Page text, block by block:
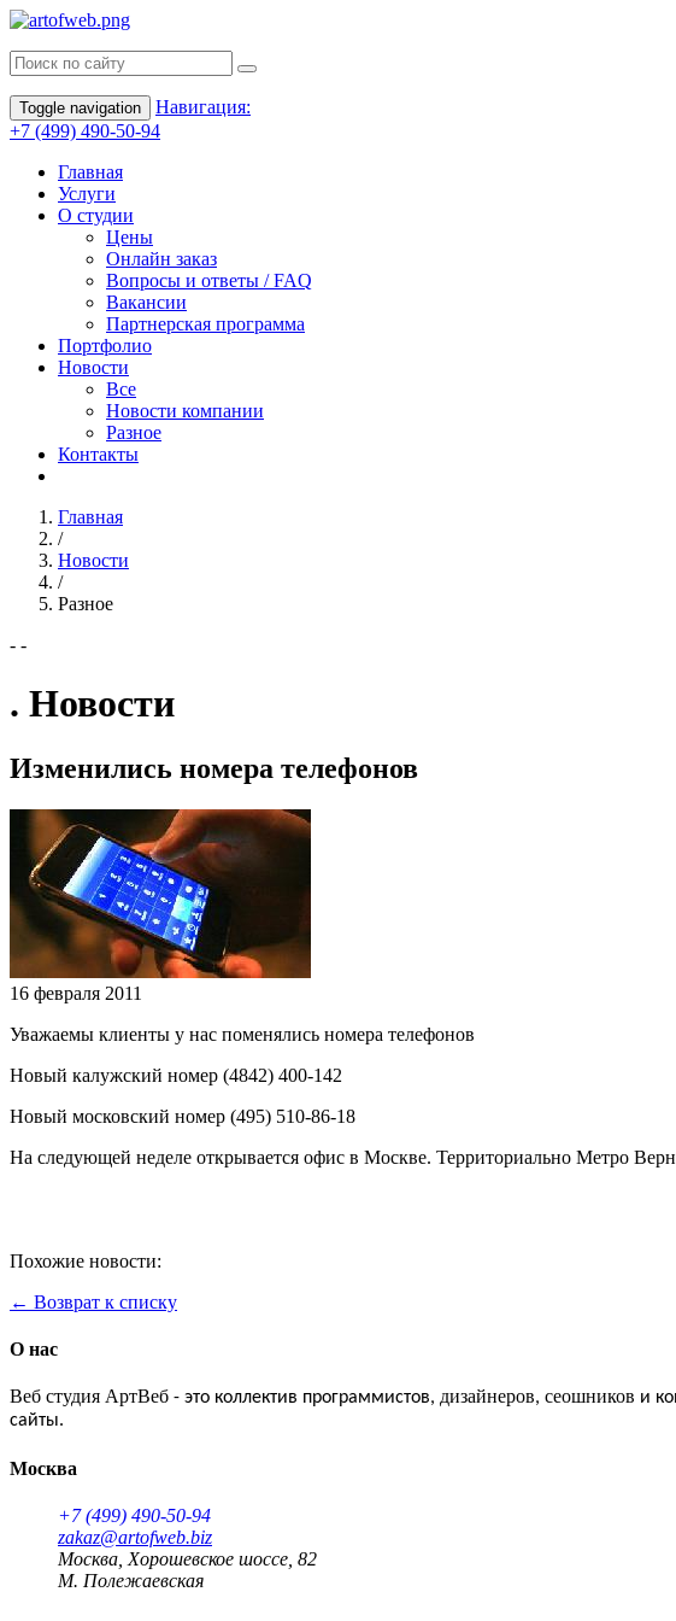
Toggle navigation
Навигация:
+7 (499) 490-50-94
Главная
Услуги
О студии
Цены
Онлайн заказ
Вопросы и ответы / FAQ
Вакансии
Партнерская программа
Портфолио
Новости
Все
Новости компании
Разное
Контакты
Главная
/
Новости
/
Разное
- -
. Новости
Изменились номера телефонов
16 февраля 2011
Уважаемы клиенты у нас поменялись номера телефонов
Новый калужский номер (4842) 400-142
Новый московский номер (495) 510-86-18
На следующей неделе открывается офис в Москве. Территориально Метро
Похожие новости:
← Возврат к списку
О нас
Веб студия АртВеб - это коллектив программистов, дизайнеров, сеошников и
сайты.
Москва
+7 (499) 490-50-94
zakaz@artofweb.biz
Москва, Хорошевское шоссе, 82
М. Полежаевская